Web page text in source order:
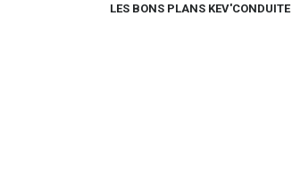
LES BONS PLANS KEV'CONDUITE